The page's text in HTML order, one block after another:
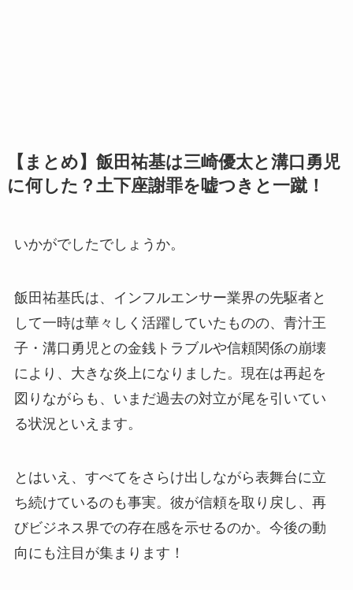
【まとめ】飯田祐基は三崎優太と溝口勇児
に何した？土下座謝罪を嘘つきと一蹴！
いかがでしたでしょうか。
飯田祐基氏は、インフルエンサー業界の先駆者と
して一時は華々しく活躍していたものの、青汁王
子・溝口勇児との金銭トラブルや信頼関係の崩壊
により、大きな炎上になりました。現在は再起を
図りながらも、いまだ過去の対立が尾を引いてい
る状況といえます。
とはいえ、すべてをさらけ出しながら表舞台に立
ち続けているのも事実。彼が信頼を取り戻し、再
びビジネス界での存在感を示せるのか。今後の動
向にも注目が集まります！